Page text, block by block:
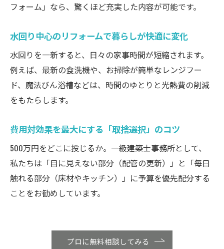
フォーム」なら、驚くほど充実した内容が可能です。
水回り中心のリフォームで暮らしが快適に変化
水回りを一新すると、日々の家事時間が短縮されます。
例えば、最新の食洗機や、お掃除が簡単なレンジフー
ド、魔法びん浴槽などは、時間のゆとりと光熱費の削減
をもたらします。
費用対効果を最大にする「取捨選択」のコツ
500万円をどこに投じるか。一級建築士事務所として、
私たちは「目に見えない部分（配管の更新）」と「毎日
触れる部分（床材やキッチン）」に予算を優先配分する
ことをお勧めしています。
プロに無料相談してみる